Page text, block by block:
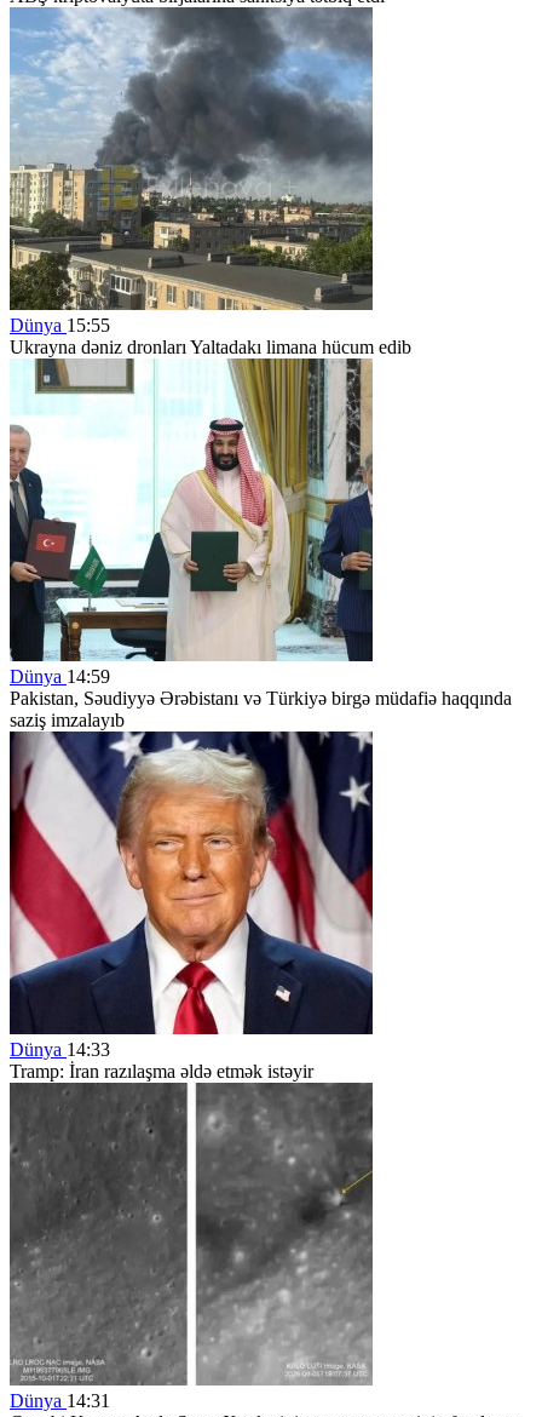
Dünya 15:55
Ukrayna dəniz dronları Yaltadakı limana hücum edib
Dünya 14:59
Pakistan, Səudiyyə Ərəbistanı və Türkiyə birgə müdafiə haqqında
saziş imzalayıb
Dünya 14:33
Tramp: İran razılaşma əldə etmək istəyir
Dünya 14:31